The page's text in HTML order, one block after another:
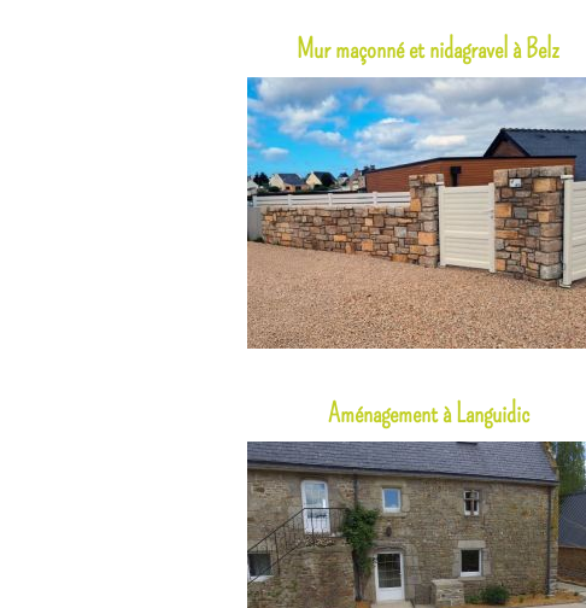
Mur maçonné et nidagravel à Belz
Aménagement à Languidic